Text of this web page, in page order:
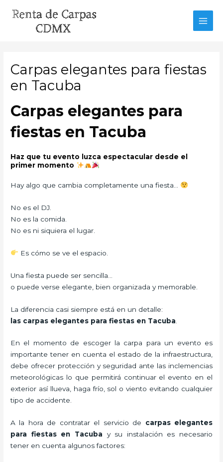
Carpas elegantes para fiestas
en Tacuba
Carpas elegantes para
fiestas en Tacuba
Haz que tu evento luzca espectacular desde el
primer momento
Hay algo que cambia completamente una fiesta…
No es el DJ.
No es la comida.
No es ni siquiera el lugar.
Es cómo se ve el espacio.
Una fiesta puede ser sencilla…
o puede verse elegante, bien organizada y memorable.
La diferencia casi siempre está en un detalle:
las carpas elegantes para fiestas en Tacuba
En el momento de escoger la carpa para un evento es
importante tener en cuenta el estado de la infraestructura,
debe ofrecer protección y seguridad ante las inclemencias
meteorológicas lo que permitirá continuar el evento en el
exterior así llueva, haga frío, sol o viento evitando cualquier
tipo de accidente.
A la hora de contratar el servicio de carpas elegantes
para fiestas en Tacuba y su instalación es necesario
tener en cuenta algunos factores: